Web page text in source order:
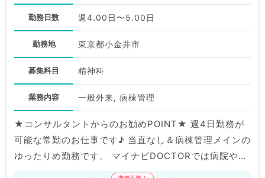
勤務日数 週4.00日〜5.00日
勤務地 東京都小金井市
募集科目 精神科
業務内容 一般外来, 病棟管理
★コンサルタントからのお勧めPOINT★ 週4日勤務が
可能な常勤のお仕事です♪ 当直なし＆病棟管理メインの
ゆったりめ勤務です。 マイナビDOCTORでは病院やク
リニックなどの医療機関求人はもちろんのこと、 掲載